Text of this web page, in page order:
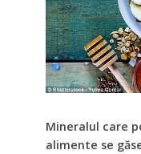
Mineralul care
alimente se